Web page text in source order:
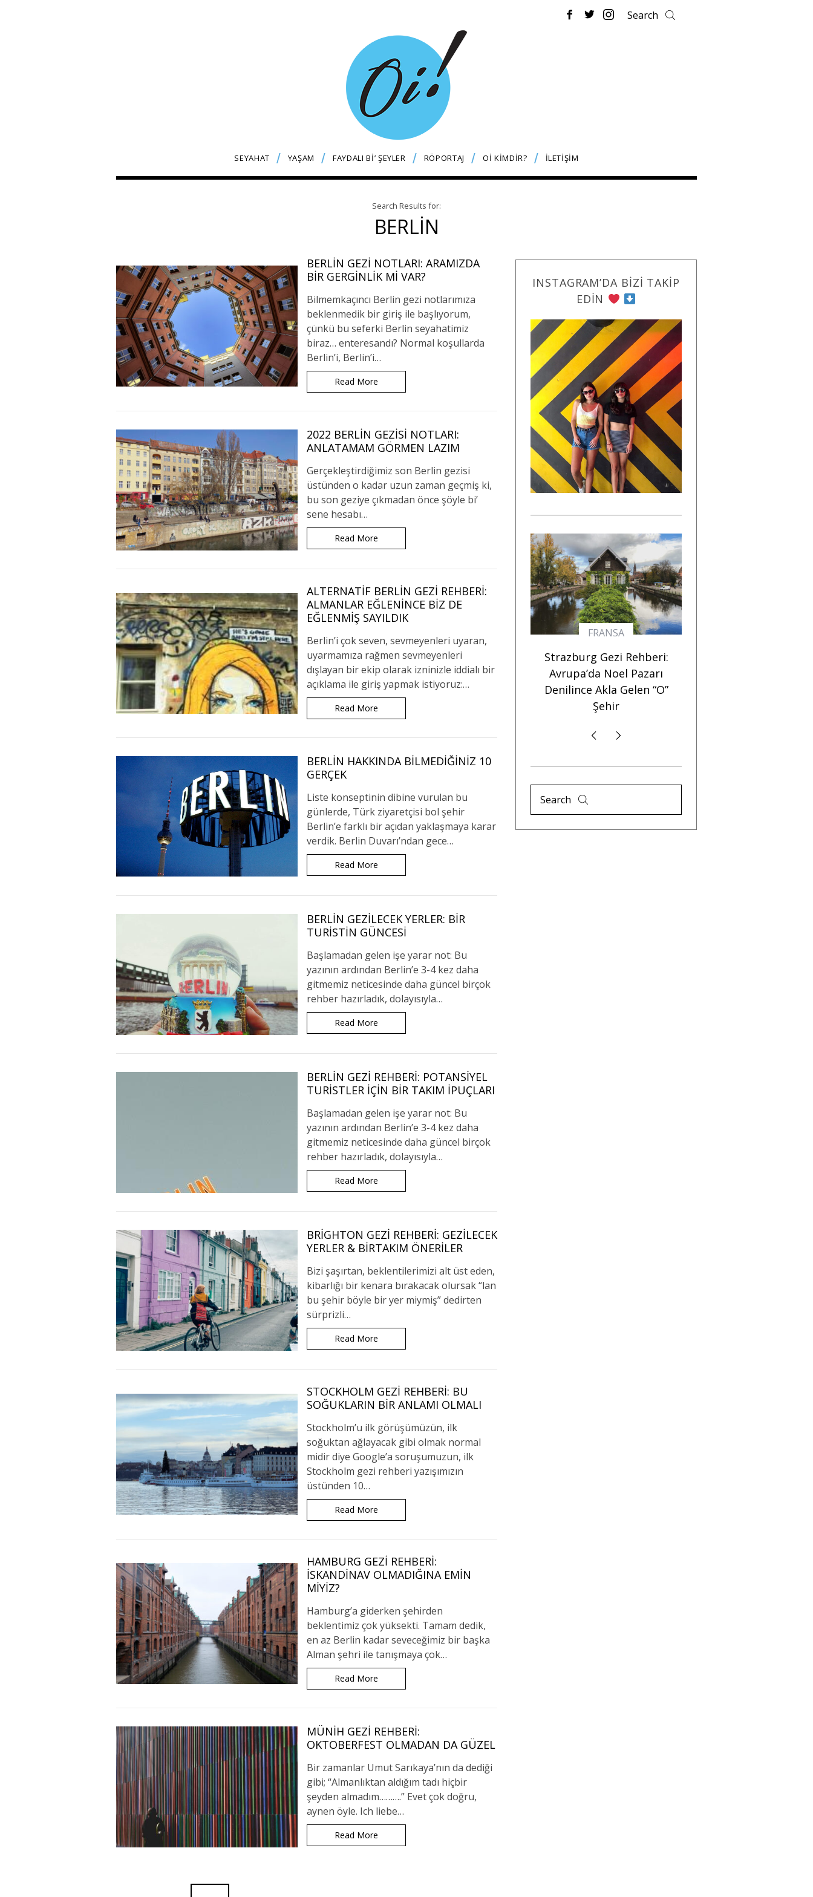
SEYAHAT YAŞAM FAYDALI Bİ’ ŞEYLER RÖPORTAJ Oİ KİMDİR? İLETİŞİM
Search Results for:
BERLIN
BERLIN GEZI NOTLARI: ARAMIZDA
BIR GERGINLIK MI VAR?
Bilmemkaçıncı Berlin gezi notlarımıza
beklenmedik bir giriş ile başlıyorum,
çünkü bu seferki Berlin seyahatimiz
biraz… enteresandı? Normal koşullarda
Berlin’i, Berlin’i…
Read More
2022 BERLIN GEZISI NOTLARI:
ANLATAMAM GÖRMEN LAZIM
Gerçekleştirdiğimiz son Berlin gezisi
üstünden o kadar uzun zaman geçmiş ki,
bu son geziye çıkmadan önce şöyle bi’
sene hesabı…
Read More
ALTERNATIF BERLIN GEZI REHBERI:
ALMANLAR EĞLENINCE BIZ DE
EĞLENMIŞ SAYILDIK
Berlin’i çok seven, sevmeyenleri uyaran,
uyarmamıza rağmen sevmeyenleri
dışlayan bir ekip olarak izninizle iddialı bir
açıklama ile giriş yapmak istiyoruz:…
Read More
BERLIN HAKKINDA BILMEDIĞINIZ 10
GERÇEK
Liste konseptinin dibine vurulan bu
günlerde, Türk ziyaretçisi bol şehir
Berlin’e farklı bir açıdan yaklaşmaya karar
verdik. Berlin Duvarı’ndan gece…
Read More
BERLIN GEZILECEK YERLER: BIR
TURISTIN GÜNCESI
Başlamadan gelen işe yarar not: Bu
yazının ardından Berlin’e 3-4 kez daha
gitmemiz neticesinde daha güncel birçok
rehber hazırladık, dolayısıyla…
Read More
BERLIN GEZI REHBERI: POTANSIYEL
TURISTLER İÇIN BIR TAKIM İPUÇLARI
Başlamadan gelen işe yarar not: Bu
yazının ardından Berlin’e 3-4 kez daha
gitmemiz neticesinde daha güncel birçok
rehber hazırladık, dolayısıyla…
Read More
BRIGHTON GEZI REHBERI: GEZILECEK
YERLER & BIRTAKIM ÖNERILER
Bizi şaşırtan, beklentilerimizi alt üst eden,
kibarlığı bir kenara bırakacak olursak “lan
bu şehir böyle bir yer miymiş” dedirten
sürprizli…
Read More
STOCKHOLM GEZI REHBERI: BU
SOĞUKLARIN BIR ANLAMI OLMALI
Stockholm’u ilk görüşümüzün, ilk
soğuktan ağlayacak gibi olmak normal
midir diye Google’a soruşumuzun, ilk
Stockholm gezi rehberi yazışımızın
üstünden 10…
Read More
HAMBURG GEZI REHBERI:
İSKANDINAV OLMADIĞINA EMIN
MIYIZ?
Hamburg’a giderken şehirden
beklentimiz çok yüksekti. Tamam dedik,
en az Berlin kadar seveceğimiz bir başka
Alman şehri ile tanışmaya çok…
Read More
MÜNIH GEZI REHBERI:
OKTOBERFEST OLMADAN DA GÜZEL
Bir zamanlar Umut Sarıkaya’nın da dediği
gibi; “Almanlıktan aldığım tadı hiçbir
şeyden almadım……….” Evet çok doğru,
aynen öyle. Ich liebe…
Read More
INSTAGRAM’DA BIZI TAKIP
EDIN
AVUSTURYA
2024 Viyana Gezisi
Notları: Avrupa’nın En
Avrupalı Şehri
Strazburg Gezi Rehberi:
Avrupa’da Noel Pazarı
Denilince Akla Gelen “O”
AVUSTURYA
2024 Viyana Gezisi
Notları: Avrupa’nın En
Avrupalı Şehri